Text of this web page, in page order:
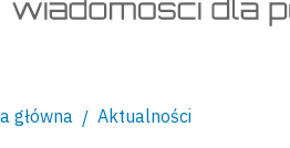
główna Aktualności